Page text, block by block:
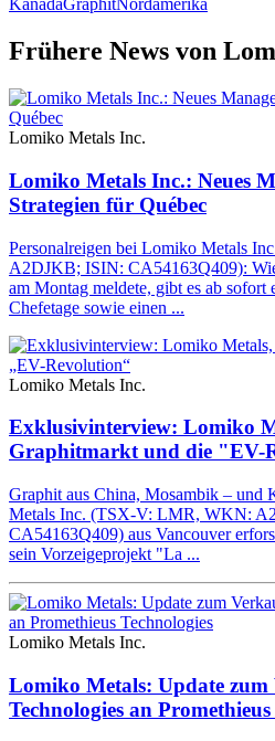
KanadaGraphitNordamerika
Frühere News von
Lomiko Metals Inc.
Lomiko Metals Inc.: Neues
Strategien für Québec
Personalreigen bei Lomiko Metals
A2DJKB; ISIN: CA54163Q409):
am Montag meldete, gibt es ab sofort
Chefetage sowie einen ...
Lomiko Metals Inc.
Exklusivinterview: Lomiko
Graphitmarkt und die "EV-
Graphit aus China, Mosambik – und
Metals Inc. (TSX-V: LMR, WKN:
CA54163Q409) aus Vancouver
sein Vorzeigeprojekt "La ...
Lomiko Metals Inc.
Lomiko Metals: Update
Technologies an